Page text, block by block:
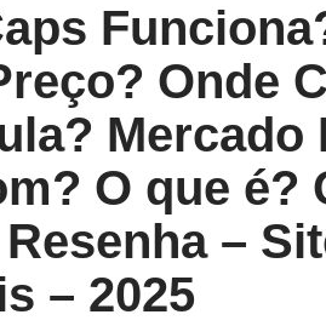
Onde
Mercado
O que é?
–
– 2025